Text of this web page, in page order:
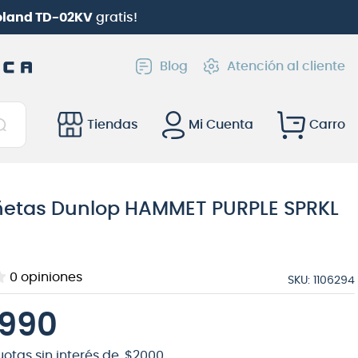
TD-02KVgratis!
Blog Atención al cliente
Tiendas
Mi Cuenta
Dunlop HAMMET PURPLE SPRKL
0 opiniones SKU: 1106294